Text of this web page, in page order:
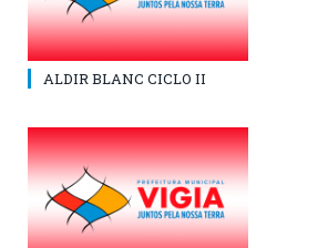
ALDIR BLANC CICLO II